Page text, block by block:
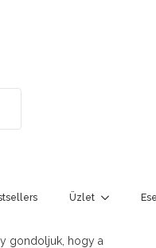
Üzlet
gondoljuk, hogy a